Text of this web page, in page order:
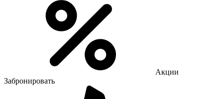
Акции
Забронировать